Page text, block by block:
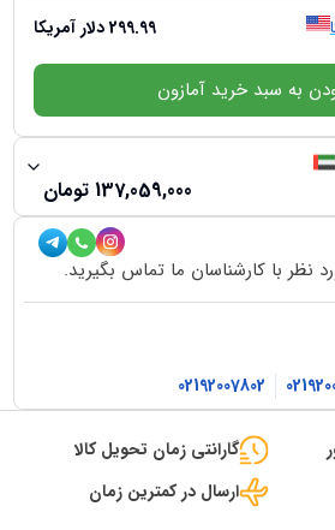
299.99دلار آمریکا
به سبد خرید آمازون
137,059,000 تومان
نظر با کارشناسان ما تماس بگیرید.
02192007802
گارانتی زمان تحویل کالا
ارسال در کمترین زمان